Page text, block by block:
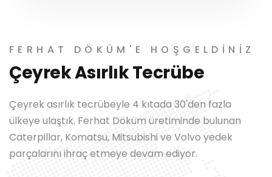
FERHAT DÖKÜM'E HOŞGELDINIZ
Çeyrek Asırlık Tecrübe
Çeyrek asırlık tecrübeyle 4 kıtada 30'den fazla
ülkeye ulaştık. Ferhat Döküm üretiminde bulunan
Caterpillar, Komatsu, Mitsubishi ve Volvo yedek
parçalarını ihraç etmeye devam ediyor.